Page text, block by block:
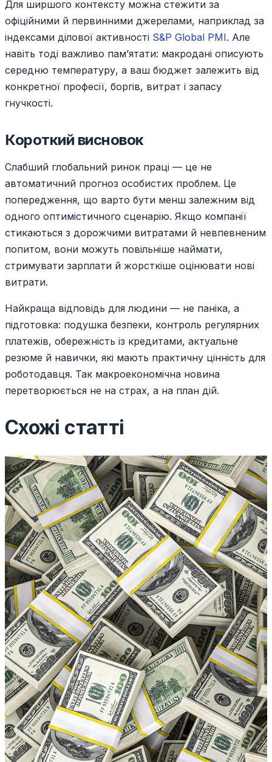
Для ширшого контексту можна стежити за
офіційними й первинними джерелами, наприклад за
індексами ділової активності S&P Global PMI. Але
навіть тоді важливо пам’ятати: макродані описують
середню температуру, а ваш бюджет залежить від
конкретної професії, боргів, витрат і запасу
гнучкості.
Короткий висновок
Слабший глобальний ринок праці — це не
автоматичний прогноз особистих проблем. Це
попередження, що варто бути менш залежним від
одного оптимістичного сценарію. Якщо компанії
стикаються з дорожчими витратами й невпевненим
попитом, вони можуть повільніше наймати,
стримувати зарплати й жорсткіше оцінювати нові
витрати.
Найкраща відповідь для людини — не паніка, а
підготовка: подушка безпеки, контроль регулярних
платежів, обережність із кредитами, актуальне
резюме й навички, які мають практичну цінність для
роботодавця. Так макроекономічна новина
перетворюється не на страх, а на план дій.
Схожі статті